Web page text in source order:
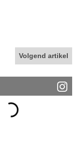
Volgend artikel